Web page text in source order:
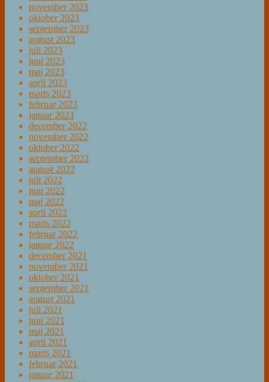
november 2023
oktober 2023
september 2023
august 2023
juli 2023
juni 2023
maj 2023
april 2023
marts 2023
februar 2023
januar 2023
december 2022
november 2022
oktober 2022
september 2022
august 2022
juli 2022
juni 2022
maj 2022
april 2022
marts 2022
februar 2022
januar 2022
december 2021
november 2021
oktober 2021
september 2021
august 2021
juli 2021
juni 2021
maj 2021
april 2021
marts 2021
februar 2021
januar 2021